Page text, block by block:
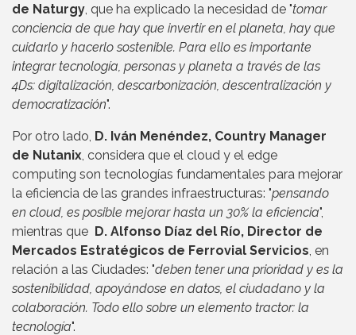
de Naturgy , que ha explicado la necesidad de "tomar
conciencia de que hay que invertir en el planeta, hay que
cuidarlo y hacerlo sostenible. Para ello es importante
integrar tecnología, personas y planeta a través de las
4Ds: digitalización, descarbonización, descentralización y
democratización".
Por otro lado, D. Iván Menéndez, Country Manager
de Nutanix , considera que el cloud y el edge
computing son tecnologías fundamentales para mejorar
la eficiencia de las grandes infraestructuras: "pensando
en cloud, es posible mejorar hasta un 30% la eficiencia",
mientras que D. Alfonso Díaz del Río, Director de
Mercados Estratégicos de Ferrovial Servicios , en
relación a las Ciudades: "deben tener una prioridad y es la
sostenibilidad, apoyándose en datos, el ciudadano y la
colaboración. Todo ello sobre un elemento tractor: la
tecnología".